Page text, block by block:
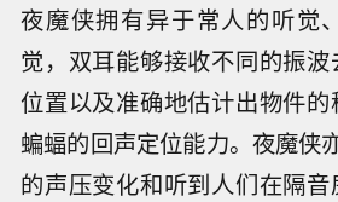
夜魔侠拥有异于常人的听觉
觉，双耳能够接收不同的振
位置以及准确地估计出物件
蝙蝠的回声定位能力。夜魔侠
的声压变化和听到人们在隔